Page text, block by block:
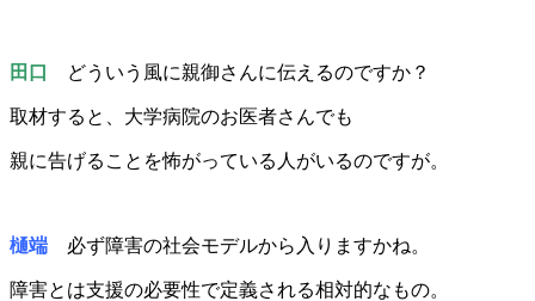
田口 どういう風に親御さんに伝えるのですか？
取材すると、大学病院のお医者さんでも
親に告げることを怖がっている人がいるのですが。
樋端 必ず障害の社会モデルから入りますかね。
障害とは支援の必要性で定義される相対的なもの。